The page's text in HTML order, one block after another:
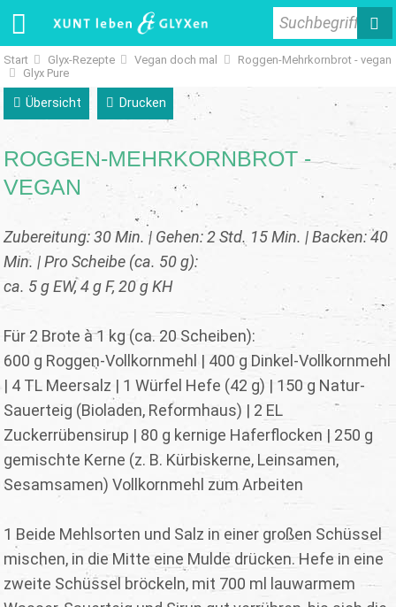
Suchbegriff
Start Glyx-Rezepte Vegan doch mal
Roggen-Mehrkornbrot - vegan
Glyx Pure
Übersicht Drucken
ROGGEN-MEHRKORNBROT -
VEGAN
Zubereitung: 30 Min. | Gehen: 2 Std. 15 Min. | Backen: 40
Min. | Pro Scheibe (ca. 50 g):
ca. 5 g EW, 4 g F, 20 g KH
Für 2 Brote à 1 kg (ca. 20 Scheiben):
600 g Roggen-Vollkornmehl | 400 g Dinkel-Vollkornmehl
| 4 TL Meersalz | 1 Würfel Hefe (42 g) | 150 g Natur-
Sauerteig (Bioladen, Reformhaus) | 2 EL
Zuckerrübensirup | 80 g kernige Haferflocken | 250 g
gemischte Kerne (z. B. Kürbiskerne, Leinsamen,
Sesamsamen) Vollkornmehl zum Arbeiten
1 Beide Mehlsorten und Salz in einer großen Schüssel
mischen, in die Mitte eine Mulde drücken. Hefe in eine
zweite Schüssel bröckeln, mit 700 ml lauwarmem